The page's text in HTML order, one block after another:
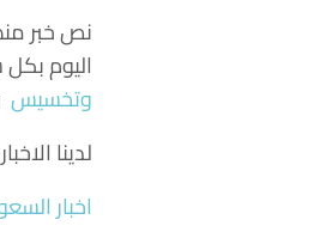
نص خبر
اليوم
وتخسيس
لدينا
اخبار